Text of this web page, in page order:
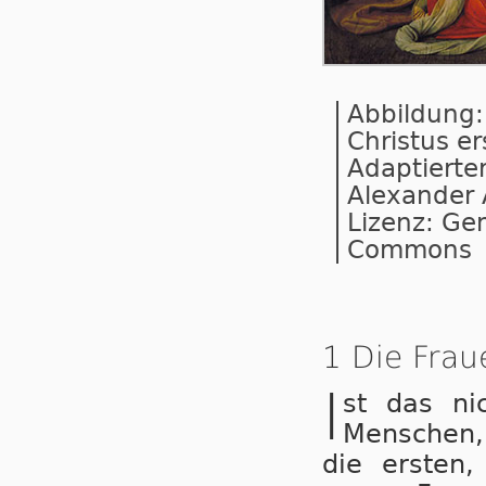
Abbildung:
Christus
Alexander
Lizenz:
Commons
1 Die
I st das
die ersten,